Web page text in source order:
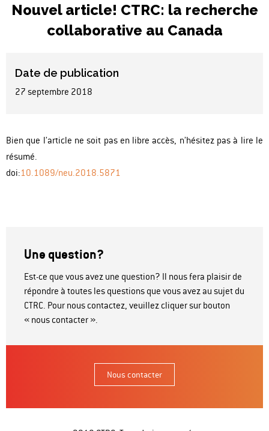
Nouvel article! CTRC: la recherche
collaborative au Canada
Date de publication
27 septembre 2018
Bien que l’article ne soit pas en libre accès, n’hésitez pas à lire le
résumé.
doi:10.1089/neu.2018.5871
Une question?
Est-ce que vous avez une question? Il nous fera plaisir de
répondre à toutes les questions que vous avez au sujet du
CTRC. Pour nous contactez, veuillez cliquer sur bouton
« nous contacter ».
Nous contacter